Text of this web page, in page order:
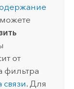
от
фильтра
связи. Для